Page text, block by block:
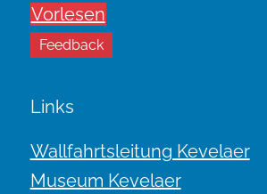
Vorlesen
Feedback
Links
Wallfahrtsleitung Kevelaer
Museum Kevelaer